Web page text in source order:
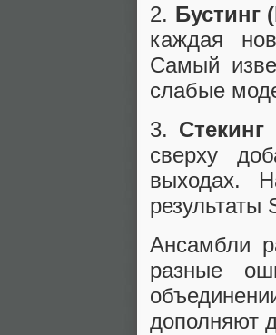
2. Бустинг
каждая
Самый
слабые
3.
сверху
выходах.
результаты
Ансамбли
разные
дополняют